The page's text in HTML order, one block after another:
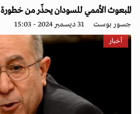
المبعوث الأممي للسودان يحذّر من خطورة
جسور بوست 31 ديسمبر 2024 - 15:03
أخبار